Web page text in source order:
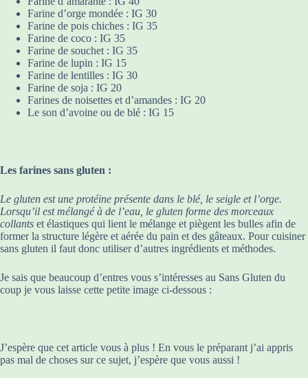
Farine d’orge mondée : IG 30
Farine de pois chiches : IG 35
Farine de coco : IG 35
Farine de souchet : IG 35
Farine de lupin : IG 15
Farine de lentilles : IG 30
Farine de soja : IG 20
Farines de noisettes et d’amandes : IG 20
Le son d’avoine ou de blé : IG 15
Les farines sans gluten :
Le gluten est une protéine présente dans le blé, le seigle et l’orge.
Lorsqu’il est mélangé à de l’eau, le gluten forme des morceaux
collants et élastiques qui lient le mélange et piègent les bulles afin de
former la structure légère et aérée du pain et des gâteaux. Pour cuisiner
sans gluten il faut donc utiliser d’autres ingrédients et méthodes.
Je sais que beaucoup d’entres vous s’intéresses au Sans Gluten du
coup je vous laisse cette petite image ci-dessous :
J’espère que cet article vous à plus ! En vous le préparant j’ai appris
pas mal de choses sur ce sujet, j’espère que vous aussi !